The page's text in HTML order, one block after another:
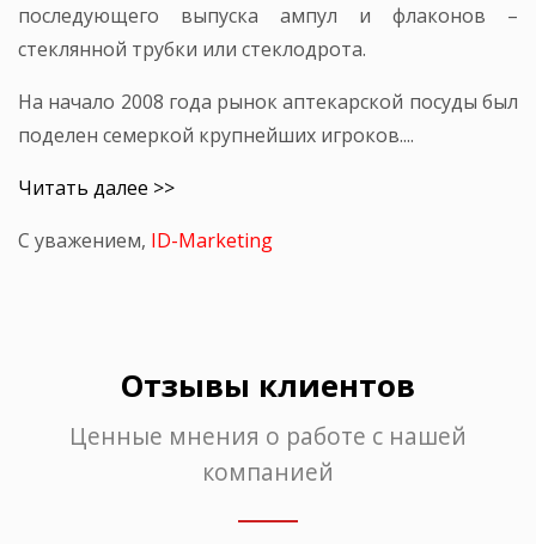
последующего выпуска ампул и флаконов –
стеклянной трубки или стеклодрота.
На начало 2008 года рынок аптекарской посуды был
поделен семеркой крупнейших игроков....
Читать далее >>
С уважением, ID-Marketing
Отзывы клиентов
Ценные мнения о работе с нашей
компанией